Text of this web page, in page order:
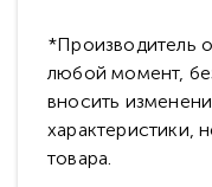
*Производитель
любой момент,
вносить
характеристики,
товара.